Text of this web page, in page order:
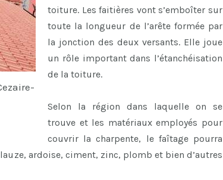
toiture. Les faitières vont s’emboîter sur
toute la longueur de l’arête formée par
la jonction des deux versants. Elle joue
un rôle important dans l’étanchéisation
de la toiture.
Selon la région dans laquelle on se
trouve et les matériaux employés pour
couvrir la charpente, le faîtage pourra
ardoise, ciment, zinc, plomb et bien d’autres